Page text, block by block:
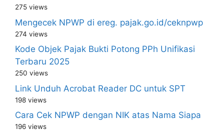
275 views
Mengecek NPWP di ereg. pajak.go.id/ceknpwp
274 views
Kode Objek Pajak Bukti Potong PPh Unifikasi
Terbaru 2025
250 views
Link Unduh Acrobat Reader DC untuk SPT
198 views
Cara Cek NPWP dengan NIK atas Nama Siapa
196 views